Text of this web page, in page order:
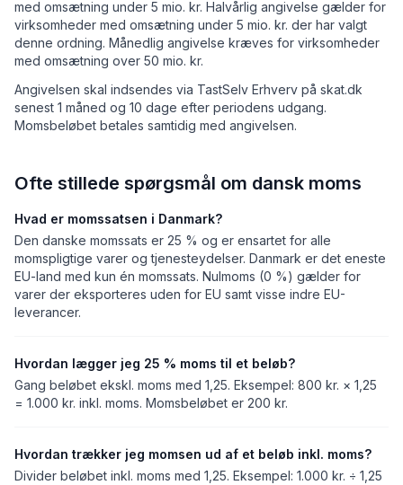
med omsætning under 5 mio. kr. Halvårlig angivelse gælder for
virksomheder med omsætning under 5 mio. kr. der har valgt
denne ordning. Månedlig angivelse kræves for virksomheder
med omsætning over 50 mio. kr.
Angivelsen skal indsendes via TastSelv Erhverv på skat.dk
senest 1 måned og 10 dage efter periodens udgang.
Momsbeløbet betales samtidig med angivelsen.
Ofte stillede spørgsmål om dansk moms
Hvad er momssatsen i Danmark?
Den danske momssats er 25 % og er ensartet for alle
momspligtige varer og tjenesteydelser. Danmark er det eneste
EU-land med kun én momssats. Nulmoms (0 %) gælder for
varer der eksporteres uden for EU samt visse indre EU-
leverancer.
Hvordan lægger jeg 25 % moms til et beløb?
Gang beløbet ekskl. moms med 1,25. Eksempel: 800 kr. × 1,25
= 1.000 kr. inkl. moms. Momsbeløbet er 200 kr.
Hvordan trækker jeg momsen ud af et beløb inkl. moms?
Divider beløbet inkl. moms med 1,25. Eksempel: 1.000 kr. ÷ 1,25